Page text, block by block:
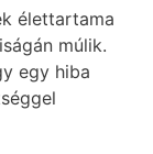
élettartama
múlik.
egy hiba